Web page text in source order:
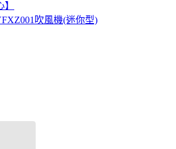
吹風機(迷你型)